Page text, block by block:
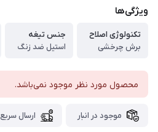
ویژگی‌ها
تکنولوژی اصلاح
برش چرخشی
جنس تیغه
استیل ضد زنگ
محصول مورد نظر موجود نمی‌باشد.
موجود در انبار ارسال سریع